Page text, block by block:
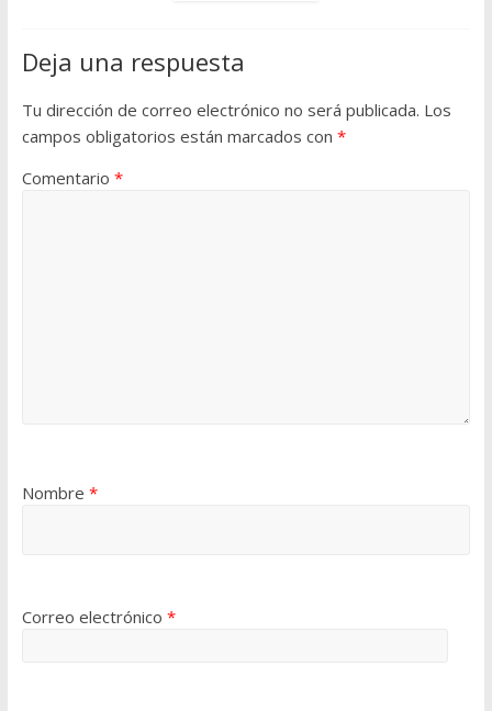
Deja una respuesta
Tu dirección de correo electrónico no será publicada. Los
campos obligatorios están marcados con *
Comentario *
Nombre *
Correo electrónico *